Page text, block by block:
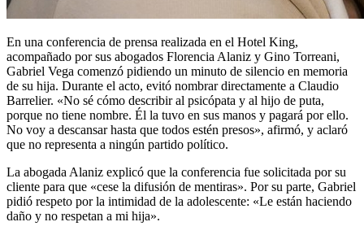
En una conferencia de prensa realizada en el Hotel King,
acompañado por sus abogados Florencia Alaniz y Gino Torreani,
Gabriel Vega comenzó pidiendo un minuto de silencio en memoria
de su hija. Durante el acto, evitó nombrar directamente a Claudio
Barrelier. «No sé cómo describir al psicópata y al hijo de puta,
porque no tiene nombre. Él la tuvo en sus manos y pagará por ello.
No voy a descansar hasta que todos estén presos», afirmó, y aclaró
que no representa a ningún partido político.
La abogada Alaniz explicó que la conferencia fue solicitada por su
cliente para que «cese la difusión de mentiras». Por su parte, Gabriel
pidió respeto por la intimidad de la adolescente: «Le están haciendo
daño y no respetan a mi hija».